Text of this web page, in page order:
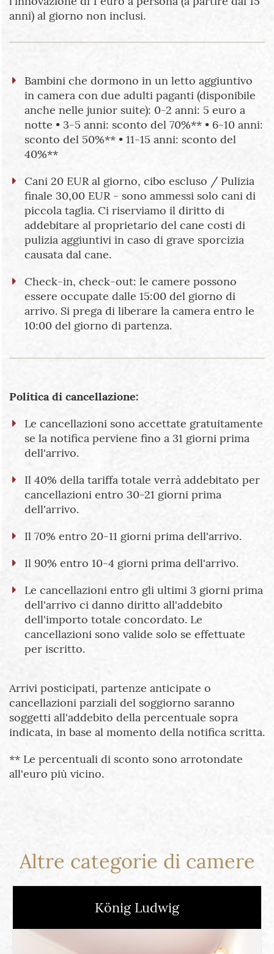
anni) al giorno non inclusi.
Bambini che dormono in un letto aggiuntivo
in camera con due adulti paganti (disponibile
anche nelle junior suite): 0-2 anni: 5 euro a
notte • 3-5 anni: sconto del 70%** • 6-10 anni:
sconto del 50%** • 11-15 anni: sconto del
40%**
Cani 20 EUR al giorno, cibo escluso / Pulizia
finale 30,00 EUR - sono ammessi solo cani di
piccola taglia. Ci riserviamo il diritto di
addebitare al proprietario del cane costi di
pulizia aggiuntivi in ​​caso di grave sporcizia
causata dal cane.
Check-in, check-out: le camere possono
essere occupate dalle 15:00 del giorno di
arrivo. Si prega di liberare la camera entro le
10:00 del giorno di partenza.
Politica di cancellazione:
Le cancellazioni sono accettate gratuitamente
se la notifica perviene fino a 31 giorni prima
dell'arrivo.
Il 40% della tariffa totale verrà addebitato per
cancellazioni entro 30-21 giorni prima
dell'arrivo.
Il 70% entro 20-11 giorni prima dell'arrivo.
Il 90% entro 10-4 giorni prima dell'arrivo.
Le cancellazioni entro gli ultimi 3 giorni prima
dell'arrivo ci danno diritto all'addebito
dell'importo totale concordato. Le
cancellazioni sono valide solo se effettuate
per iscritto.
Arrivi posticipati, partenze anticipate o
cancellazioni parziali del soggiorno saranno
soggetti all'addebito della percentuale sopra
indicata, in base al momento della notifica scritta.
** Le percentuali di sconto sono arrotondate
all'euro più vicino.
Altre categorie di camere
König Ludwig